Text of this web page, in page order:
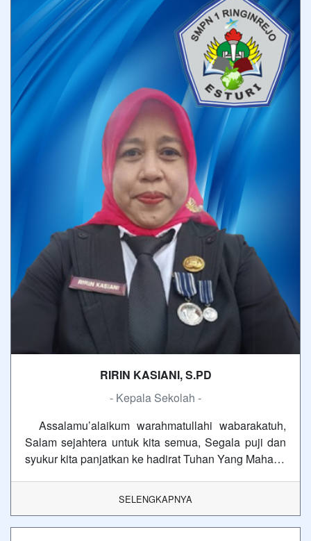
RIRIN KASIANI, S.PD
- Kepala Sekolah -
Assalamu’alaikum warahmatullahi wabarakatuh,
Salam sejahtera untuk kita semua, Segala puji dan
syukur kita panjatkan ke hadirat Tuhan Yang Maha…
SELENGKAPNYA